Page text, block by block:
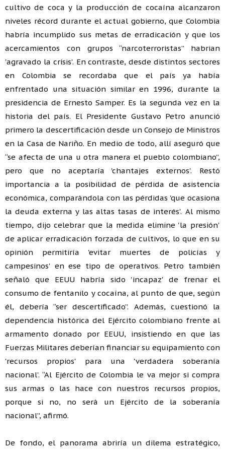
cultivo de coca y la producción de cocaína alcanzaron
niveles récord durante el actual gobierno, que Colombia
habría incumplido sus metas de erradicación y que los
acercamientos con grupos “narcoterroristas” habrian
'agravado la crisis'. En contraste, desde distintos sectores
en Colombia se recordaba que el país ya había
enfrentado una situación similar en 1996, durante la
presidencia de Ernesto Samper. Es la segunda vez en la
historia del país. El Presidente Gustavo Petro anunció
primero la descertificación desde un Consejo de Ministros
en la Casa de Nariño. En medio de todo, allí aseguró que
“se afecta de una u otra manera el pueblo colombiano”,
pero que no aceptaría 'chantajes externos'. Restó
importancia a la posibilidad de pérdida de asistencia
económica, comparándola con las pérdidas 'que ocasiona
la deuda externa y las altas tasas de interés'. Al mismo
tiempo, dijo celebrar que la medida elimine 'la presión'
de aplicar erradicación forzada de cultivos, lo que en su
opinión permitiría 'evitar muertes de policías y
campesinos' en ese tipo de operativos. Petro también
señaló que EEUU habría sido 'incapaz' de frenar el
consumo de fentanilo y cocaína, al punto de que, según
él, debería “ser descertificado”. Además, cuestionó la
dependencia histórica del Ejército colombiano frente al
armamento donado por EEUU, insistiendo en que las
Fuerzas Militares deberían financiar su equipamiento con
'recursos propios' para una 'verdadera soberanía
nacional'. “Al Ejército de Colombia le va mejor si compra
sus armas o las hace con nuestros recursos propios,
porque si no, no será un Ejército de la soberanía
nacional”, afirmó.
De fondo, el panorama abriría un dilema estratégico,